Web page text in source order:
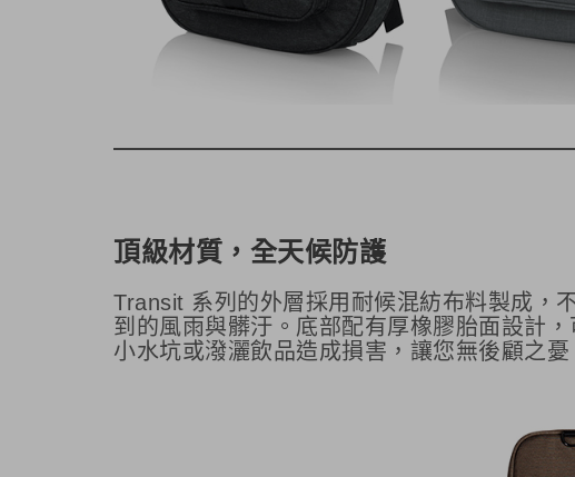
頂級材質，全天候防護
Transit 系列的外層採用耐候混紡布料製成，
到的風雨與髒汙。底部配有厚橡膠胎面設計
小水坑或潑灑飲品造成損害，讓您無後顧之憂